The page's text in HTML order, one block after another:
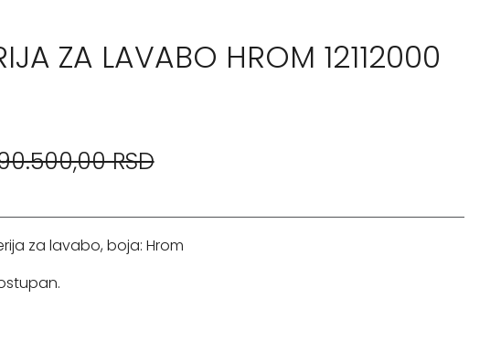
ZA LAVABO HROM 12112000
RSD
za lavabo, boja: Hrom